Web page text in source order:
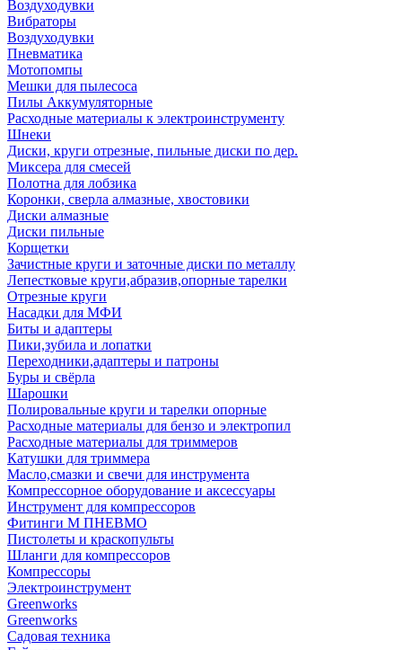
Воздуходувки
Вибраторы
Воздуходувки
Пневматика
Мотопомпы
Мешки для пылесоса
Пилы Аккумуляторные
Расходные материалы к электроинструменту
Шнеки
Диски, круги отрезные, пильные диски по дер.
Миксера для смесей
Полотна для лобзика
Коронки, сверла алмазные, хвостовики
Диски алмазные
Диски пильные
Корщетки
Зачистные круги и заточные диски по металлу
Лепестковые круги,абразив,опорные тарелки
Отрезные круги
Насадки для МФИ
Биты и адаптеры
Пики,зубила и лопатки
Переходники,адаптеры и патроны
Буры и свёрла
Шарошки
Полировальные круги и тарелки опорные
Расходные материалы для бензо и электропил
Расходные материалы для триммеров
Катушки для триммера
Масло,смазки и свечи для инструмента
Компрессорное оборудование и аксессуары
Инструмент для компрессоров
Фитинги М ПНЕВМО
Пистолеты и краскопульты
Шланги для компрессоров
Компрессоры
Электроинструмент
Greenworks
Greenworks
Садовая техника